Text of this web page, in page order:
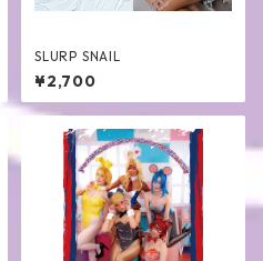
SLURP SNAIL
¥2,700